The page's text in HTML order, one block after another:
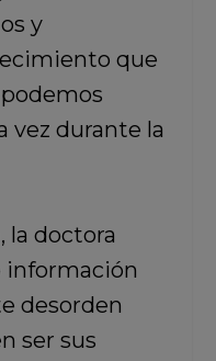
y
que
vez durante la
la doctora
información
desorden
ser sus